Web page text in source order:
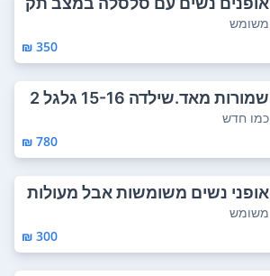
ין
משומש
350 ₪
שמורות מאד.שילדה 15-16 גלגל 2
6 הילוכים...
כמו חדש
780 ₪
אופני נשים משומשות אבל מעולות
ונוחות טיל...
משומש
300 ₪